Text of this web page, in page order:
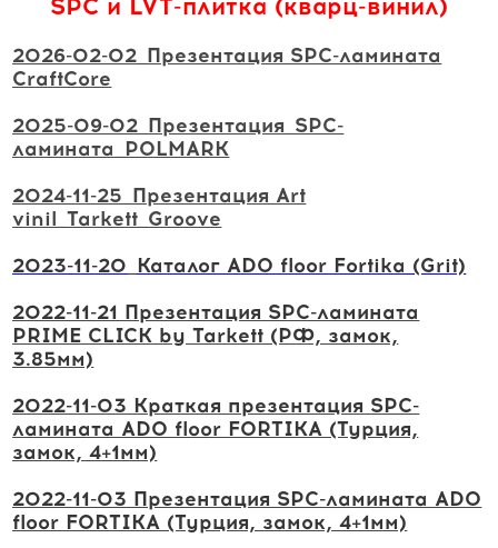
SPC и LVT-плитка (кварц-винил)
2026-02-02_Презентация SPC-ламината
CraftCore
2025-09-02_Презентация_SPC-
ламината_POLMARK
2024-11-25_Презентация Art
vinil_Tarkett_Groove
2023-11-20_Каталог ADO floor Fortika (Grit)
2022-11-21 Презентация SPC-ламината
PRIME CLICK by Tarkett (РФ, замок,
3.85мм)
2022-11-03 Краткая презентация SPC-
ламината ADO floor FORTIKA (Турция,
замок, 4+1мм)
2022-11-03 Презентация SPC-ламината ADO
floor FORTIKA (Турция, замок, 4+1мм)